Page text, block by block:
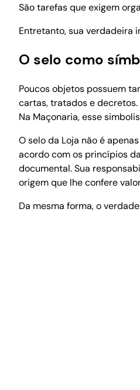
São tarefas que exigem
Entretanto, sua verdadeira
O selo como
Poucos objetos possuem
cartas, tratados e
Na Maçonaria, esse
O selo da Loja não é
acordo com os princípios
documental. Sua
origem que lhe confere
Da mesma forma, o